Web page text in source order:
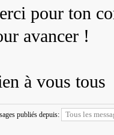
pour ton
avancer !
à vous tous
publiés depuis: